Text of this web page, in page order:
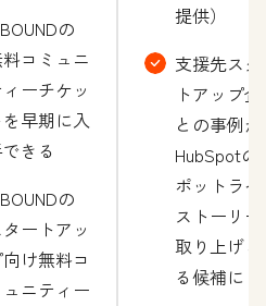
の
コミュニ
ーチケッ
を早期に入
きる
の
ートアッ
向け無料コ
ュニティー
提供）
支援先ス
トアップ
との事例が
HubSpotの
ポットラ
ストーリ
取り上げ
る候補に